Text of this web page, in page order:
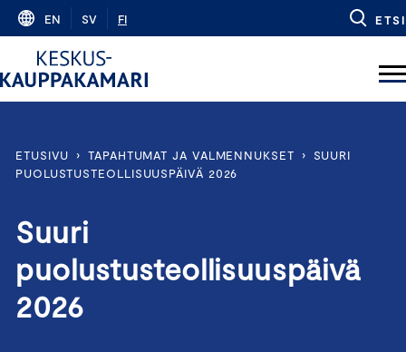
Skip
content
EN SV FI ETSI
ETUSIVU › TAPAHTUMAT JA VALMENNUKSET ›
SUURI
PUOLUSTUSTEOLLISUUSPÄIVÄ 2026
Suuri
puolustusteollisuuspäivä
2026